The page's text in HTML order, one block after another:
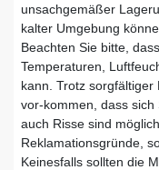
unsachgemäßer
kalter Umgebung
Beachten Sie bitte,
Temperaturen,
kann. Trotz sorgfältiger
vor-kommen, dass sich
auch Risse sind
Reklamationsgründe,
Keinesfalls sollten die